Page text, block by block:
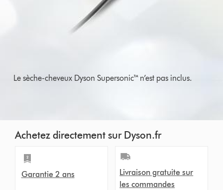
Le sèche-cheveux Dyson Supersonic™ n’est pas inclus.
Achetez directement sur Dyson.fr
Garantie 2 ans
Livraison gratuite sur
les commandes